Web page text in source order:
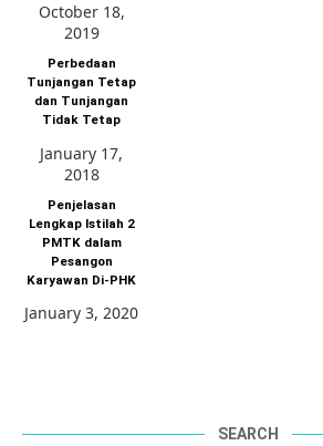
October 18,
2019
Perbedaan
Tunjangan Tetap
dan Tunjangan
Tidak Tetap
January 17,
2018
Penjelasan
Lengkap Istilah 2
PMTK dalam
Pesangon
Karyawan Di-PHK
January 3, 2020
SEARCH